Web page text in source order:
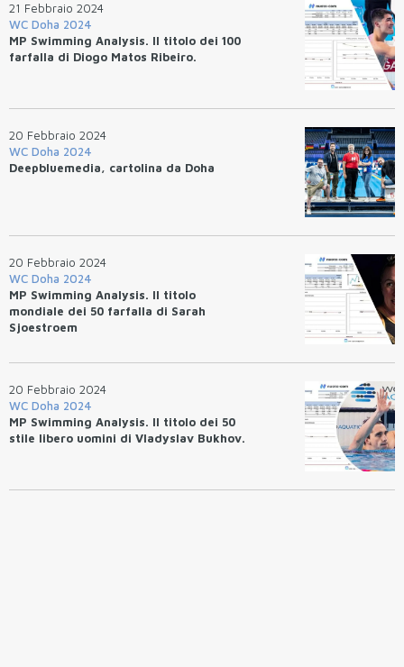
21 Febbraio 2024
WC Doha 2024
MP Swimming Analysis. Il titolo dei 100
farfalla di Diogo Matos Ribeiro.
20 Febbraio 2024
WC Doha 2024
Deepbluemedia, cartolina da Doha
20 Febbraio 2024
WC Doha 2024
MP Swimming Analysis. Il titolo
mondiale dei 50 farfalla di Sarah
Sjoestroem
20 Febbraio 2024
WC Doha 2024
MP Swimming Analysis. Il titolo dei 50
stile libero uomini di Vladyslav Bukhov.